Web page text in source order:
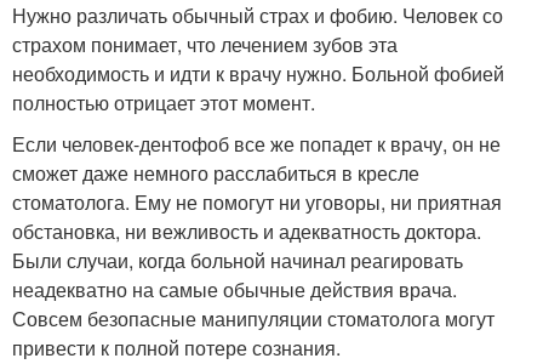
Нужно различать обычный страх и фобию. Человек со
страхом понимает, что лечением зубов эта
необходимость и идти к врачу нужно. Больной фобией
полностью отрицает этот момент.
Если человек-дентофоб все же попадет к врачу, он не
сможет даже немного расслабиться в кресле
стоматолога. Ему не помогут ни уговоры, ни приятная
обстановка, ни вежливость и адекватность доктора.
Были случаи, когда больной начинал реагировать
неадекватно на самые обычные действия врача.
Совсем безопасные манипуляции стоматолога могут
привести к полной потере сознания.